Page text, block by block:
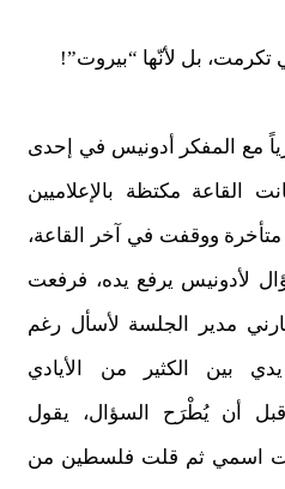
بل لأنّها “بيروت”!
مع المفكر أدونيس في إحدى
القاعة مكتظة بالإعلاميين
متأخرة ووقفت في آخر القاعة،
لأدونيس يرفع يده، فرفعت
مدير الجلسة لأسأل رغم
بين الكثير من الأيادي
قبل أن يُطْرَح السؤال، يقول
اسمي ثم قلت فلسطين من